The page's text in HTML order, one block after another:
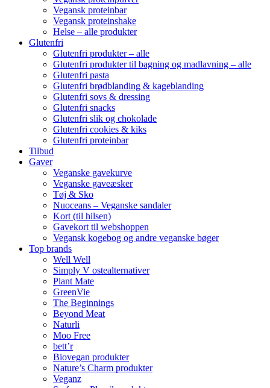
Vegansk proteinbar
Vegansk proteinshake
Helse – alle produkter
Glutenfri
Glutenfri produkter – alle
Glutenfri produkter til bagning og madlavning – alle
Glutenfri pasta
Glutenfri brødblanding & kageblanding
Glutenfri sovs & dressing
Glutenfri snacks
Glutenfri slik og chokolade
Glutenfri cookies & kiks
Glutenfri proteinbar
Tilbud
Gaver
Veganske gavekurve
Veganske gaveæsker
Tøj & Sko
Nuoceans – Veganske sandaler
Kort (til hilsen)
Gavekort til webshoppen
Vegansk kogebog og andre veganske bøger
Top brands
Well Well
Simply V ostealternativer
Plant Mate
GreenVie
The Beginnings
Beyond Meat
Naturli
Moo Free
bett’r
Biovegan produkter
Nature’s Charm produkter
Veganz